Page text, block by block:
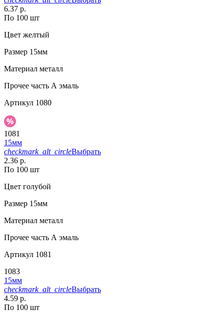
6.37 р.
По 100 шт
Цвет желтый
Размер 15мм
Материал металл
Прочее часть А эмаль
Артикул 1080
1081
15мм
checkmark_alt_circleВыбрать
2.36 р.
По 100 шт
Цвет голубой
Размер 15мм
Материал металл
Прочее часть А эмаль
Артикул 1081
1083
15мм
checkmark_alt_circleВыбрать
4.59 р.
По 100 шт